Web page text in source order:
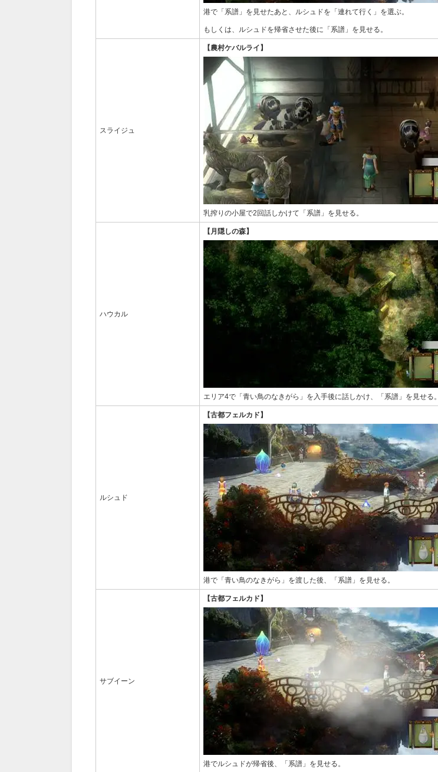
港で「系譜」を見せたあと、ルシュドを「連れて行く」を選ぶ。
もしくは、ルシュドを帰省させた後に「系譜」を見せる。
スライジュ
【農村ケバルライ】
乳搾りの小屋で2回話しかけて「系譜」を見せる。
ハウカル
【月隠しの森】
エリア4で「青い鳥のなきがら」を入手後に話しかけ、「系譜」を見せる。
ルシュド
【古都フェルカド】
港で「青い鳥のなきがら」を渡した後、「系譜」を見せる。
サブイーン
【古都フェルカド】
港でルシュドが帰省後、「系譜」を見せる。